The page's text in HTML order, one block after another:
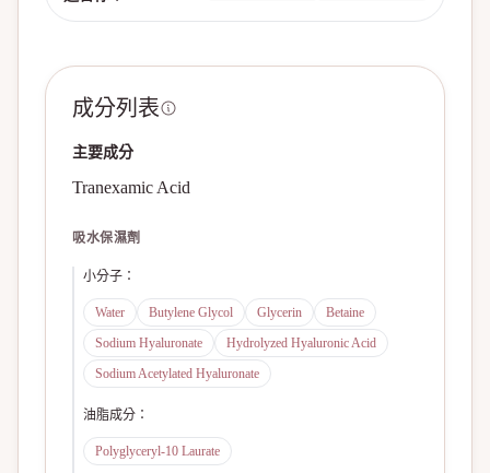
成分列表
主要成分
Tranexamic Acid
吸水保濕劑
小分子 ：
Water Butylene Glycol Glycerin
Betaine
Sodium Hyaluronate
Hydrolyzed Hyaluronic Acid
Sodium Acetylated Hyaluronate
油脂成分 ：
Polyglyceryl-10 Laurate